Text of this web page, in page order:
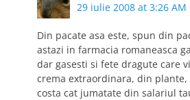
29 iulie 2008 at 3:26 AM
Din pacate asa este, spun din
astazi in farmacia romaneasca
dar gasesti si fete dragute care
crema extraordinara, din plante,
costa cat jumatate din salariul